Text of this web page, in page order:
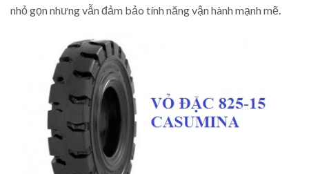
nhỏ gọn nhưng vẫn đảm bảo tính năng vận hành mạnh mẽ.